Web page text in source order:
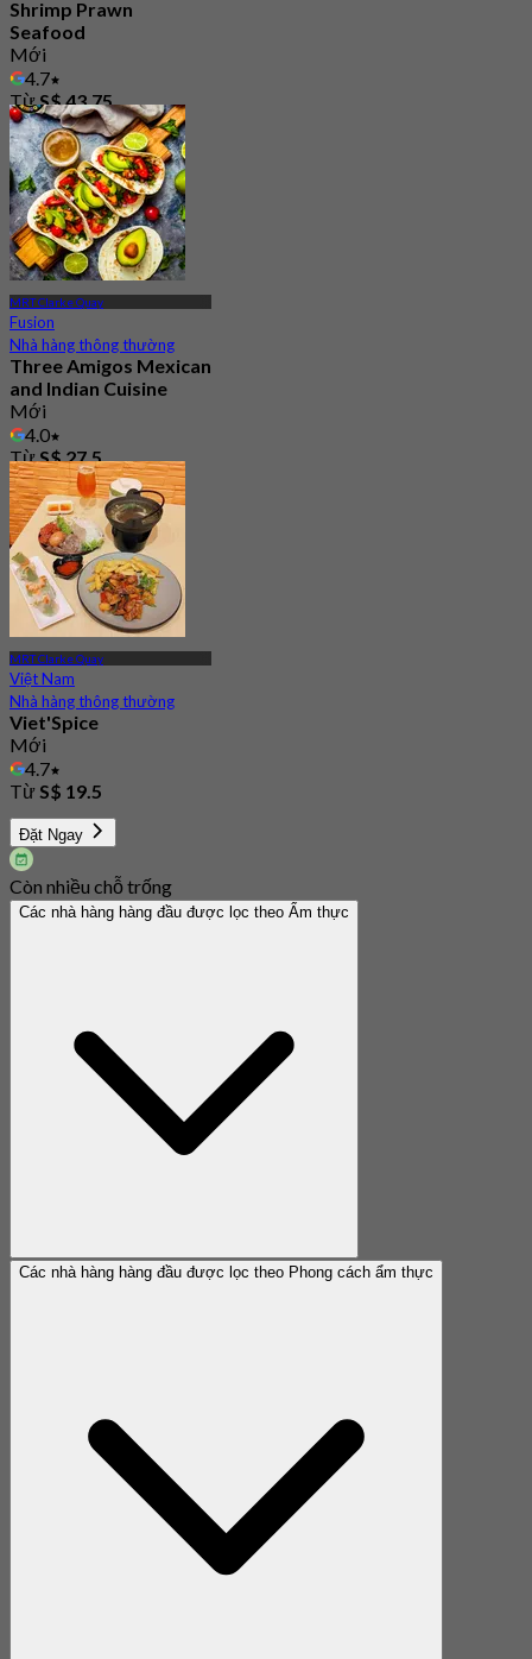
Shrimp Prawn
Seafood
Mới
4.7
TừS$ 43.75
MRT Clarke Quay
Fusion
Nhà hàng thông thường
Three Amigos Mexican
and Indian Cuisine
Mới
4.0
TừS$ 27.5
MRT Clarke Quay
Việt Nam
Nhà hàng thông thường
Viet'Spice
Mới
4.7
Từ S$ 19.5
Đặt Ngay
Còn nhiều chỗ trống
Các nhà hàng hàng đầu được lọc theo Ẩm thực
Các nhà hàng hàng đầu được lọc theo Phong cách ẩm thực